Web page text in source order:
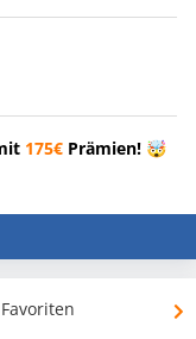
175€ Prämien! 🤯
Favoriten